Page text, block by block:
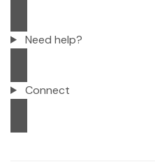
Need help?
Connect